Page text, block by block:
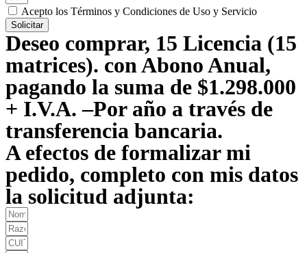
Acepto los Términos y Condiciones de Uso y Servicio
Solicitar
Deseo comprar, 15 Licencia (15
matrices). con Abono Anual,
pagando la suma de $1.298.000
+ I.V.A. –Por año a través de
transferencia bancaria.
A efectos de formalizar mi
pedido, completo con mis datos
la solicitud adjunta: